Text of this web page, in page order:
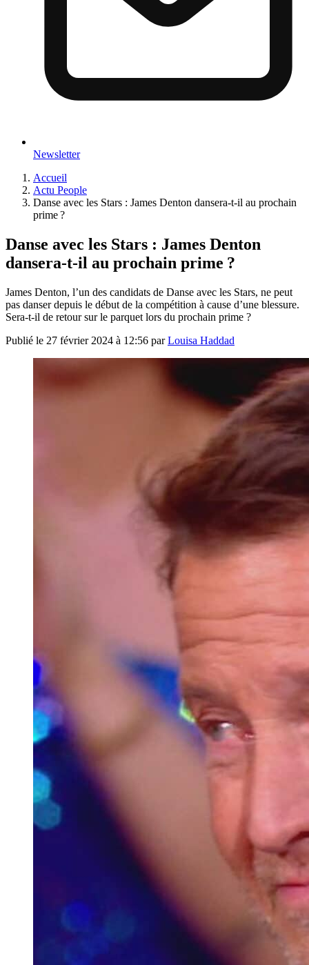
Newsletter
Accueil
Actu People
Danse avec les Stars : James Denton dansera-t-il au prochain
prime ?
Danse avec les Stars : James Denton
dansera-t-il au prochain prime ?
James Denton, l’un des candidats de Danse avec les Stars, ne peut
pas danser depuis le début de la compétition à cause d’une blessure.
Sera-t-il de retour sur le parquet lors du prochain prime ?
Publié le 27 février 2024 à 12:56 parLouisa Haddad